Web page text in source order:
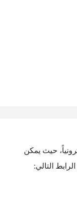
حيث يمكن
التالي: